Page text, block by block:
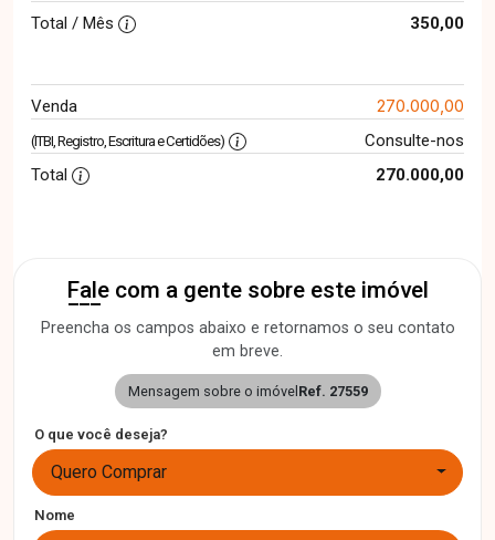
Total / Mês
350,00
Venda 270.000,00
(ITBI, Registro, Escritura e Certidões)
Consulte-nos
Total
270.000,00
Fale com a gente sobre este imóvel
Preencha os campos abaixo e retornamos o seu contato
em breve.
Mensagem sobre o imóvelRef. 27559
O que você deseja?
Quero Comprar
Nome